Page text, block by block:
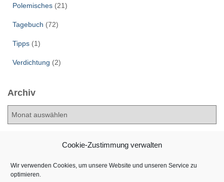
Cookie-Zustimmung verwalten
Wir verwenden Cookies, um unsere Website und unseren Service zu
optimieren.
Polemisches (21)
Tagebuch (72)
Tipps (1)
Verdichtung (2)
Archiv
A
v